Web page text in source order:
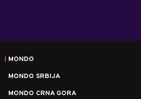
MONDO
MONDO SRBIJA
MONDO CRNA GORA